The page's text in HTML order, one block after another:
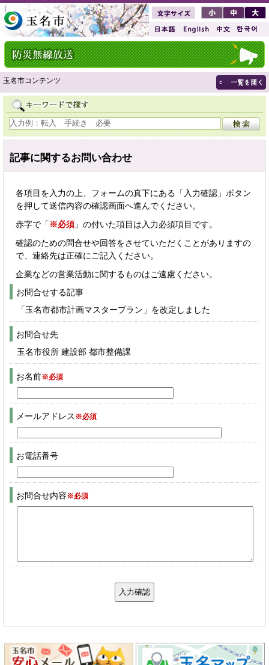
玉名市コンテンツ
記事に関するお問い合わせ
各項目を入力の上、フォームの真下にある「入力確認」ボタン
を押して送信内容の確認画面へ進んでください。
赤字で「 ※必須 」の付いた項目は入力必須項目です。
確認のための問合せや回答をさせていただくことがありますの
で、連絡先は正確にご記入ください。
企業などの営業活動に関するものはご遠慮ください。
お問合せする記事
「玉名市都市計画マスタープラン」を改定しました
お問合せ先
玉名市役所 建設部 都市整備課
お名前※必須
メールアドレス ※必須
お電話番号
お問合せ内容※必須